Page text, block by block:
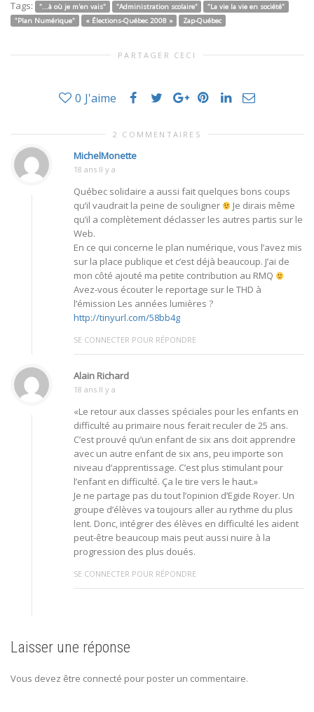
Tags: "...à où je m'en vais" "Administration scolaire"
"La vie la vie en société"
"Plan Numérique"
« Élections-Québec 2008 » Zap-Québec
PARTAGER CECI
0 J'aime
2 COMMENTAIRES
MichelMonette
18 ans Il y a
Québec solidaire a aussi fait quelques bons coups
qu’il vaudrait la peine de souligner
Je dirais même
qu’il a complètement déclasser les autres partis sur le
Web.
En ce qui concerne le plan numérique, vous l’avez mis
sur la place publique et c’est déjà beaucoup. J’ai de
mon côté ajouté ma petite contribution au RMQ
Avez-vous écouter le reportage sur le THD à
l’émission Les années lumières ?
http://tinyurl.com/58bb4g
SE CONNECTER POUR RÉPONDRE
Alain Richard
18 ans Il y a
«Le retour aux classes spéciales pour les enfants en
difficulté au primaire nous ferait reculer de 25 ans.
C’est prouvé qu’un enfant de six ans doit apprendre
avec un autre enfant de six ans, peu importe son
niveau d’apprentissage. C’est plus stimulant pour
l’enfant en difficulté. Ça le tire vers le haut.»
Je ne partage pas du tout l’opinion d’Egide Royer. Un
groupe d’élèves va toujours aller au rythme du plus
lent. Donc, intégrer des élèves en difficulté les aident
peut-être beaucoup mais peut aussi nuire à la
progression des plus doués.
SE CONNECTER POUR RÉPONDRE
Laisser une réponse
Vous devez être connecté pour poster un commentaire.